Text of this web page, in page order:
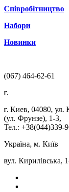
Співробітництво
Набори
Новинки
(067) 464-62-61
г.
г. Киев, 04080, ул.
(ул. Фрунзе), 1-3,
Тел.: +38(044)339-
Україна, м. Київ
вул. Кирилівська,